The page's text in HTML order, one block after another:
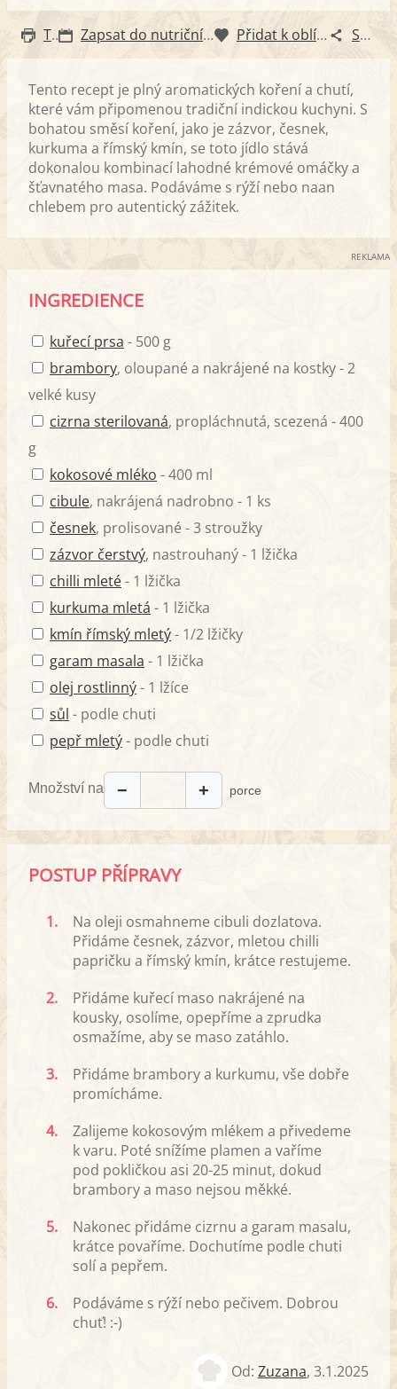
Tisk Zapsat do nutričního diáře Přidat k oblíbeným Sdílet
Tento recept je plný aromatických koření a chutí,
které vám připomenou tradiční indickou kuchyni. S
bohatou směsí koření, jako je zázvor, česnek,
kurkuma a římský kmín, se toto jídlo stává
dokonalou kombinací lahodné krémové omáčky a
šťavnatého masa. Podáváme s rýží nebo naan
chlebem pro autentický zážitek.
REKLAMA
INGREDIENCE
kuřecí prsa - 500 g
brambory, oloupané a nakrájené na kostky - 2
velké kusy
cizrna sterilovaná, propláchnutá, scezená - 400
g
kokosové mléko - 400 ml
cibule, nakrájená nadrobno - 1 ks
česnek, prolisované - 3 stroužky
zázvor čerstvý, nastrouhaný - 1 lžička
chilli mleté- 1 lžička
kurkuma mletá - 1 lžička
kmín římský mletý- 1/2 lžičky
garam masala - 1 lžička
olej rostlinný- 1 lžíce
sůl - podle chuti
pepř mletý- podle chuti
Množství na − + porce
POSTUP PŘÍPRAVY
1.
Na oleji osmahneme cibuli dozlatova.
Přidáme česnek, zázvor, mletou chilli
papričku a římský kmín, krátce restujeme.
2.
Přidáme kuřecí maso nakrájené na
kousky, osolíme, opepříme a zprudka
osmažíme, aby se maso zatáhlo.
3.
Přidáme brambory a kurkumu, vše dobře
promícháme.
4.
Zalijeme kokosovým mlékem a přivedeme
k varu. Poté snížíme plamen a vaříme
pod pokličkou asi 20-25 minut, dokud
brambory a maso nejsou měkké.
5.
Nakonec přidáme cizrnu a garam masalu,
krátce povaříme. Dochutíme podle chuti
solí a pepřem.
6.
Podáváme s rýží nebo pečivem. Dobrou
chuť! :-)
Od: Zuzana, 3.1.2025